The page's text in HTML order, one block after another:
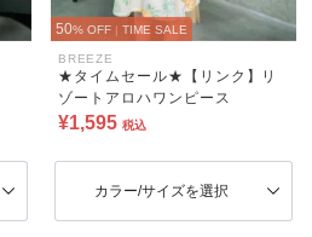
50% OFF | TIME SALE
BREEZE
★タイムセール★【リンク】リ
ゾートアロハワンピース
¥1,595 税込
カラー/サイズを選択